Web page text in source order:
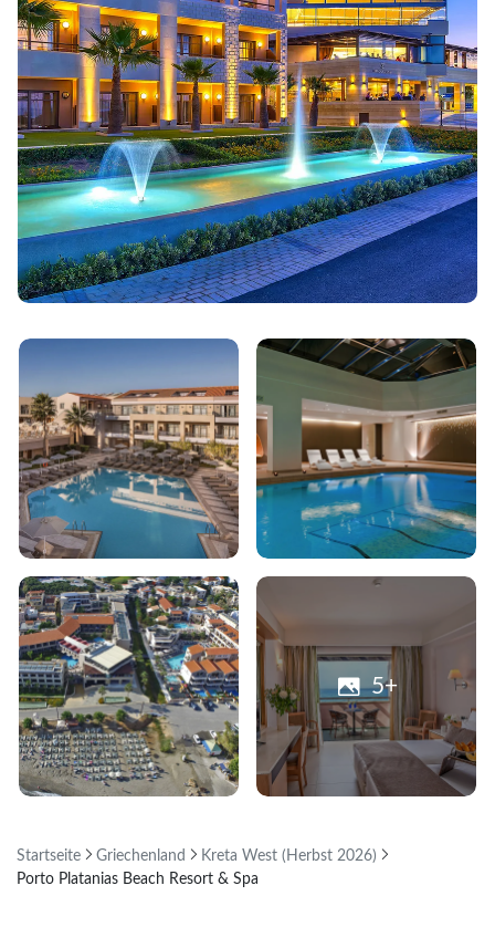
5+
Startseite Griechenland
Kreta West (Herbst 2026)
Porto Platanias Beach Resort & Spa